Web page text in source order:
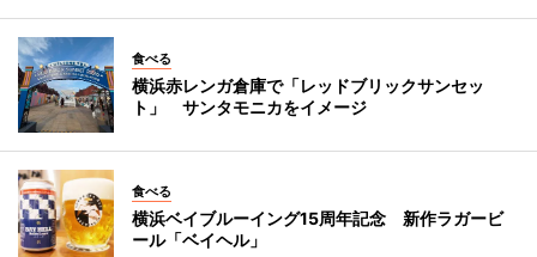
食べる
横浜赤レンガ倉庫で「レッドブリックサンセッ
ト」 サンタモニカをイメージ
食べる
横浜ベイブルーイング15周年記念 新作ラガービ
ール「ベイヘル」